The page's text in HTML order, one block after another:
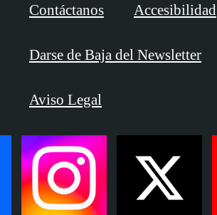
Contáctanos Accesibilidad
Darse de Baja del Newsletter
Aviso Legal